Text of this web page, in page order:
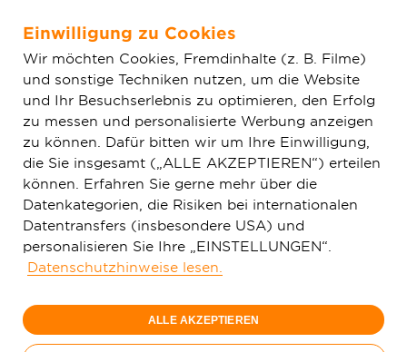
Zum Hauptinhalt springen
Aktuelles
will Liegenschaften an das Glasfasernetz anschließen
Einwilligung zu Cookies
Wir möchten Cookies, Fremdinhalte (z. B. Filme)
und sonstige Techniken nutzen, um die Website
und Ihr Besuchserlebnis zu optimieren, den Erfolg
zu messen und personalisierte Werbung anzeigen
zu können. Dafür bitten wir um Ihre Einwilligung,
die Sie insgesamt („ALLE AKZEPTIEREN“) erteilen
können. Erfahren Sie gerne mehr über die
Datenkategorien, die Risiken bei internationalen
Datentransfers (insbesondere USA) und
personalisieren Sie Ihre „EINSTELLUNGEN“.
Datenschutzhinweise lesen.
ALLE AKZEPTIEREN